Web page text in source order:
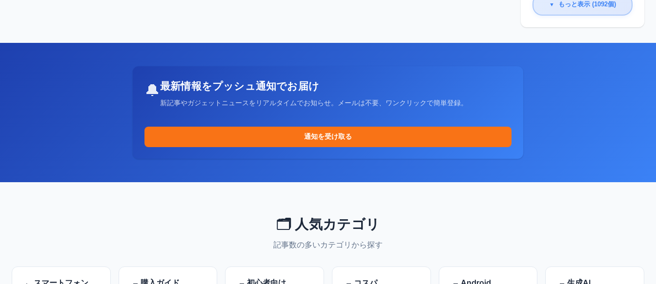
▼ もっと表示 (1092個)
🔔最新情報をプッシュ通知でお届け
新記事やガジェットニュースをリアルタイムでお知らせ。メールは不要、ワンクリックで簡単登録。
通知を受け取る
🗂️ 人気カテゴリ
記事数の多いカテゴリから探す